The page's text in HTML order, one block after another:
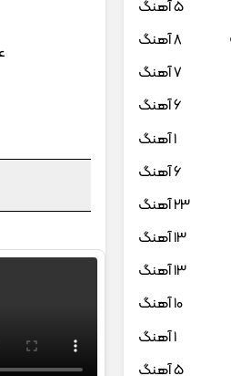
5 آهنگ
8 آهنگ
7 آهنگ
6 آهنگ
1 آهنگ
6 آهنگ
23 آهنگ
13 آهنگ
13 آهنگ
10 آهنگ
1 آهنگ
5 آهنگ